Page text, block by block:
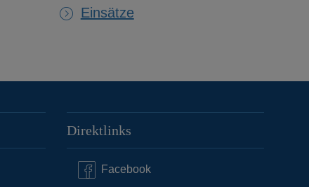
Einsätze
Direktlinks
Facebook